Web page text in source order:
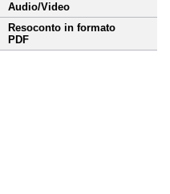
Audio/Video
Resoconto in formato
PDF